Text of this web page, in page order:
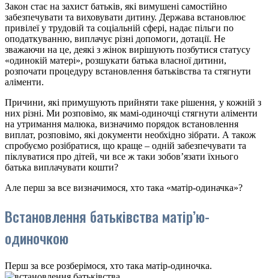
Закон стає на захист батьків, які вимушені самостійно
забезпечувати та виховувати дитину. Держава встановлює
привілеї у трудовій та соціальній сфері, надає пільги по
оподаткуванню, виплачує різні допомоги, дотації. Не
зважаючи на це, деякі з жінок вирішують позбутися статусу
«одинокій матері», розшукати батька власної дитини,
розпочати процедуру встановлення батьківства та стягнути
аліменти.
Причини, які примушують прийняти таке рішення, у кожній з
них різні. Ми розповімо, як мамі-одиночці стягнути аліменти
на утримання малюка, визначимо порядок встановлення
виплат, розповімо, які документи необхідно зібрати. А також
спробуємо розібратися, що краще – одній забезпечувати та
піклуватися про дітей, чи все ж таки зобов’язати їхнього
батька виплачувати кошти?
Але перш за все визначимося, хто така «матір-одиначка»?
Встановлення батьківства матір’ю-
одиночкою
Перш за все розберімося, хто така матір-одиночка.